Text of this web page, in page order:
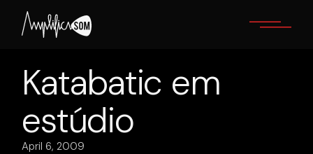
content
Katabatic em
estúdio
April 6, 2009